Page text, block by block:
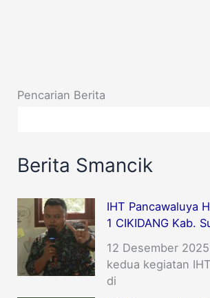
Pencarian Berita
Berita Smancik
IHT Pancawaluya
1 CIKIDANG Kab.
12 Desember
kedua kegiatan
di